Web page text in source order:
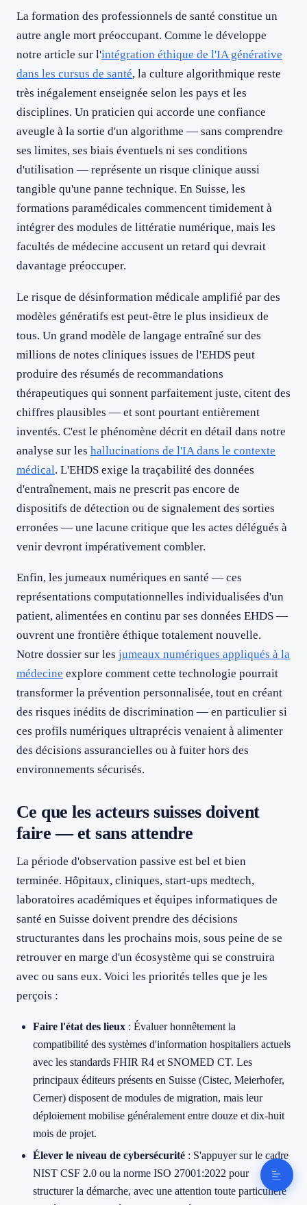
La formation des professionnels de santé constitue un
autre angle mort préoccupant. Comme le développe
notre article sur l'intégration éthique de l'IA générative
dans les cursus de santé, la culture algorithmique reste
très inégalement enseignée selon les pays et les
disciplines. Un praticien qui accorde une confiance
aveugle à la sortie d'un algorithme — sans comprendre
ses limites, ses biais éventuels ni ses conditions
d'utilisation — représente un risque clinique aussi
tangible qu'une panne technique. En Suisse, les
formations paramédicales commencent timidement à
intégrer des modules de littératie numérique, mais les
facultés de médecine accusent un retard qui devrait
davantage préoccuper.
Le risque de désinformation médicale amplifié par des
modèles génératifs est peut-être le plus insidieux de
tous. Un grand modèle de langage entraîné sur des
millions de notes cliniques issues de l'EHDS peut
produire des résumés de recommandations
thérapeutiques qui sonnent parfaitement juste, citent des
chiffres plausibles — et sont pourtant entièrement
inventés. C'est le phénomène décrit en détail dans notre
analyse sur les hallucinations de l'IA dans le contexte
médical. L'EHDS exige la traçabilité des données
d'entraînement, mais ne prescrit pas encore de
dispositifs de détection ou de signalement des sorties
erronées — une lacune critique que les actes délégués à
venir devront impérativement combler.
Enfin, les jumeaux numériques en santé — ces
représentations computationnelles individualisées d'un
patient, alimentées en continu par ses données EHDS —
ouvrent une frontière éthique totalement nouvelle.
Notre dossier sur les jumeaux numériques appliqués à la
médecine explore comment cette technologie pourrait
transformer la prévention personnalisée, tout en créant
des risques inédits de discrimination — en particulier si
ces profils numériques ultraprécis venaient à alimenter
des décisions assurancielles ou à fuiter hors des
environnements sécurisés.
Ce que les acteurs suisses doivent
faire — et sans attendre
La période d'observation passive est bel et bien
terminée. Hôpitaux, cliniques, start-ups medtech,
laboratoires académiques et équipes informatiques de
santé en Suisse doivent prendre des décisions
structurantes dans les prochains mois, sous peine de se
retrouver en marge d'un écosystème qui se construira
avec ou sans eux. Voici les priorités telles que je les
perçois :
Faire l'état des lieux : Évaluer honnêtement la
compatibilité des systèmes d'information hospitaliers actuels
avec les standards FHIR R4 et SNOMED CT. Les
principaux éditeurs présents en Suisse (Cistec, Meierhofer,
Cerner) disposent de modules de migration, mais leur
déploiement mobilise généralement entre douze et dix-huit
mois de projet.
Élever le niveau de cybersécurité : S'appuyer sur le cadre
NIST CSF 2.0 ou la norme ISO 27001:2022 pour
structurer la démarche, avec une attention toute particulière